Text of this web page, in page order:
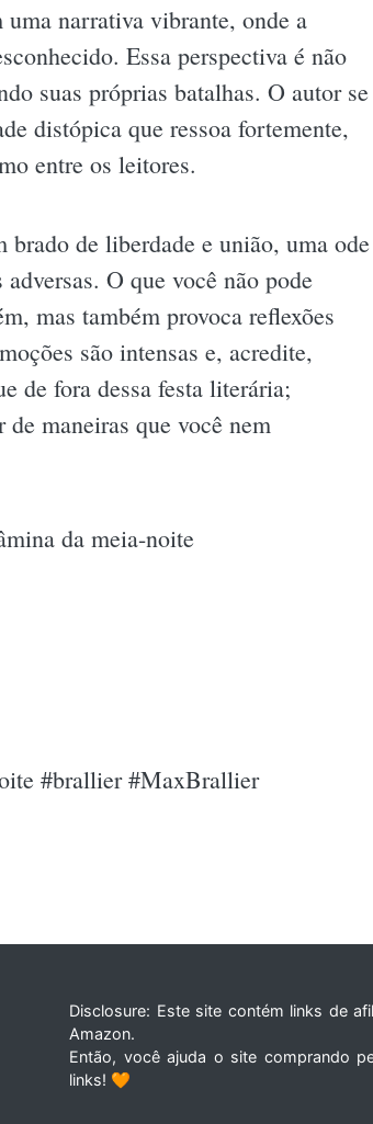
uma narrativa vibrante, onde a
Essa perspectiva é não
suas próprias batalhas. O autor se
distópica que ressoa fortemente,
entre os leitores.
brado de liberdade e união, uma ode
O que você não pode
mas também provoca reflexões
são intensas e, acredite,
de fora dessa festa literária;
maneiras que você nem
da meia-noite
#brallier #MaxBrallier
Disclosure: Este site contém links de
Amazon.
Então, você ajuda o site comprando
links! 🧡